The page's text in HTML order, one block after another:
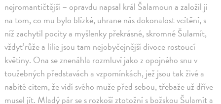
nejromantičtější – opravdu napsal král Šalamoun a založil ji
na tom, co mu bylo blízké, uhrane nás dokonalost vcítění, s
níž zachytil pocity a myšlenky překrásné, skromné Šulamít,
vždyť růže a lilie jsou tam nejobyčejnější divoce rostoucí
květiny. Ona se znenáhla rozmluví jako z opojného snu v
toužebných představách a vzpomínkách, jež jsou tak živé a
nabité citem, že vidí svého muže před sebou, třebaže už dříve
musel jít. Mladý pár se s rozkoší ztotožní s božskou Šulamít a